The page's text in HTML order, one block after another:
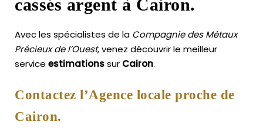
cassés argent à Cairon.
Avec les spécialistes de la Compagnie des Métaux
Précieux de l’Ouest, venez découvrir le meilleur
service estimationssur Cairon.
Contactez l’Agence locale proche de
Cairon.